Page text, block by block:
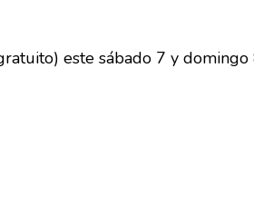
este sábado 7 y